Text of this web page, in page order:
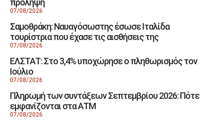
πρόληψη
07/08/2026
Σαμοθράκη: Ναυαγόσωστης έσωσε Ιταλίδα
τουρίστρια που έχασε τις αισθήσεις της
07/08/2026
ΕΛΣΤΑΤ: Στο 3,4% υποχώρησε ο πληθωρισμός τον
Ιούλιο
07/08/2026
Πληρωμή των συντάξεων Σεπτεμβρίου 2026: Πότε
εμφανίζονται στα ΑΤΜ
07/08/2026